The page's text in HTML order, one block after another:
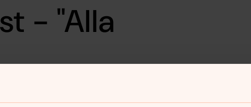
- "Alla
Välkommen till
ungdomskörer Korallen